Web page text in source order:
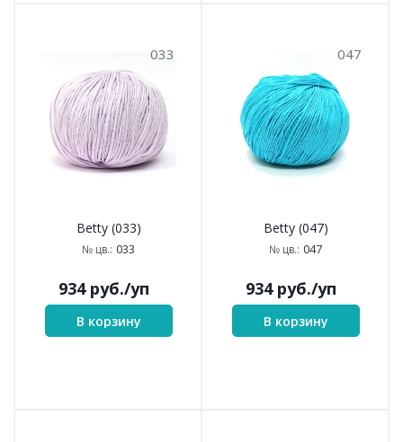
033
Betty (033)
№ цв.: 033
934руб./уп
В корзину
047
Betty (047)
№ цв.: 047
934руб./уп
В корзину